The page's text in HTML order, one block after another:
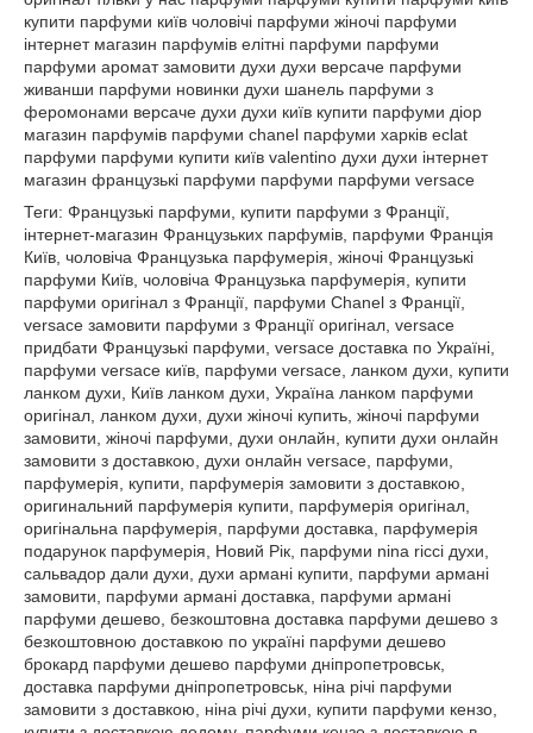
купити парфуми київ чоловічі парфуми жіночі парфуми
інтернет магазин парфумів елітні парфуми парфуми
парфуми аромат замовити духи духи версаче парфуми
живанши парфуми новинки духи шанель парфуми з
феромонами версаче духи духи київ купити парфуми діор
магазин парфумів парфуми chanel парфуми харків eclat
парфуми парфуми купити київ valentino духи духи інтернет
магазин французькі парфуми парфуми парфуми versace
Теги: Французькі парфуми, купити парфуми з Франції, інтернет-магазин Французьких парфумів, парфуми Франція Київ, чоловіча Французька парфумерія, жіночі Французькі парфуми Київ, чоловіча Французька парфумерія, купити парфуми оригінал з Франції, парфуми Chanel з Франції, versace замовити парфуми з Франції оригінал, versace придбати Французькі парфуми, versace доставка по Україні, парфуми versace київ, парфуми versace, ланком духи, купити ланком духи, Київ ланком духи, Україна ланком парфуми оригінал, ланком духи, духи жіночі купить, жіночі парфуми замовити, жіночі парфуми, духи онлайн, купити духи онлайн замовити з доставкою, духи онлайн versace, парфуми, парфумерія, купити, парфумерія замовити з доставкою, оригинальний парфумерія купити, парфумерія оригінал, оригінальна парфумерія, парфуми доставка, парфумерія подарунок парфумерія, Новий Рік, парфуми nina ricci духи, сальвадор дали духи, духи армані купити, парфуми армані замовити, парфуми армані доставка, парфуми армані парфуми дешево, безкоштовна доставка парфуми дешево з безкоштовною доставкою по україні парфуми дешево брокард парфуми дешево парфуми дніпропетровськ, доставка парфуми дніпропетровськ, ніна річі парфуми замовити з доставкою, ніна річі духи, купити парфуми кензо, купити з доставкою додому, парфуми кензо з доставкою в офіс парфуми кензо безкоштовно, парфуми кензо безкоштовно, купити парфуми кензо в подарунок, парфуми туалетна вода купити, парфуми україна, парфуми україна, парфуми чоловічі купити з доставкою, парфуми чоловічі на подарунок парфуми чоловічі, кращий аромат, хіт сезону парфуми чоловічі, купити парфуми чоловічі з доставкою додому, парфуми чоловічі Франція, парфуми чоловічі центр, парфуми чоловічі київ, парфуми чоловічі львів, чоловічі парфуми, парфумерія відгуки, парфуми з франції, аромат Франції, аромат оригінал Франція, Французька парфумерія, аромат Французьких парфумів, купити аромат, хто знає аромат парфумів Шанель, хто знає аромат парфумів Шанель, інтернет магазин парфуми Шанель, купити туалетну воду, французькі парфуми, парфумерія, одеса парфумерія, одеса купити, парфумерія одеса, замовити парфумерія одеса, доставка парфумерія, одеса парфумерія, одеса доставка парфумерія, одеса парфумерія, в одесі парфумерія, київ купити парфумерію, інтернет магазин парфумерії україна продаж парфумерії, парфумерія і косметика, парфуми україна, парфумерія інтернет магазин, парфумерія україна, магазин парфумерії, інтернет магазин парфумерії в україні, парфумерія, парфуми парфуми україна інтернет магазин парфумерії, елітна парфумерія, магазини парфумерії, магазин київ дешева парфумерія елітна парфумерія україна, елітна парфумерія, елітна парфумерія, парфуми купити парфуми в україні, елітна парфумерія-інтернет магазин парфумерії, парфуми, ціни на парфумерію інтернет магазин, парфумерія в києві, парфумерія київ, елітна парфумерія-інтернет магазин BROCARD, французька парфумерія, купити парфуми, купити парфумерію, купити дешево духи в Брокарді, купити парфуми Французькі, купити парфуми з Франції, купити дешево парфуми на подарунок, купити духи з доставкою клієнту, придбати парфуми і доставити подарунок одержувачу, купити косметику з доставкою по Україні, купити парфумерію в україні, каталог парфумерії, магазини парфумерії Брокард, київ парфумерія, в україні інтернет магазин парфумерії парфуми київ, ціни духи в україні, парфуми ів роше інтернет магазин, київ парфуми, парфумерія в україні, інтернет магазин косметики та парфумерії, інтернет магазин київ Брокард, французька косметика, парфумерія та косметика, інтернет магазин елітної парфумерії київ, елітна парфумерія, парфуми, жіноча туалетна вода україна, жіноча парфумерія, косметика київ, туалетна вода чоловіча, туалетна вода жіноча, туалетна вода елітна, туалетна вода Діор, туалетна вода Шанель Київ, Крістіан Діор туалетна вода Україна, туалетна вода Брокард, туалетна вода елітна чоловіча, туалетна вода доставка по Києву, туалетна вода на подарунок туалетна вода замовити з доставкою по Україні парфуми купити чоловічі парфуми парфуми парфуми косметика і парфюмерія парфуми Київ парфуми Харків парфуми Днипропетровс доставка духів парфуми купити дорого парфуми оригінал Брокард парфуми оригінал тільки у нас парфуми парфуми купити парфуми київ купити парфуми київ чоловічі парфуми жіночі парфуми інтернет магазин парфумів елітні парфуми парфуми парфуми аромат замовити парфуми, духи версаче духи, живанши парфуми новинки духи шанель парфуми з феромонами версаче духи, духи київ купити парфуми діор, магазин парфумів парфуми chanel духи, харків eclat духи, парфуми купити, київ valentino духи, духи інтернет магазин французькі духи, парфуми парфуми versace versace замовити, парфуми versace купити, парфуми versace доставка по Україні, парфуми versace, київ парфуми versace, ланком парфуми купи, ланком парфуми Київ, ланком парфуми Україна, ланком парфуми оригінал ланком духи, духи жіночі купити жіночі парфуми замовити парфуми жіночі духи онлайн купити духи онлайн замовити з доставкою духи онлайн versace парфуми парфуми купити парфумерія замовити з доставкою оригинальний парфумерія купити парфуми оригінал парфумерія оригінальна парфумерія доставка парфумерія подарунок парфумерія Новий Рік, парфуми nina ricci парфуми сальвадор дали, парфуми, духи армані купити парфуми армані замовити парфуми армані доставка парфуми армані парфуми дешево безкоштовна доставка духи, дешево з безкоштовною доставкою по україні парфуми дешево, брокард парфуми дешево, парфуми дніпропетровськ, доставка парфуми дніпропетровськ, ніна річі парфуми замовити з доставкою, ніна річі парфуми купити парфуми, кензо купити з доставкою додому, парфуми кензо з доставкою в офіс, парфуми кензо безкоштовно, парфуми кензо безкоштовно купити парфуми, кензо в подарунок парфуми туалетна вода купити, духи україна парфуми україна парфуми чоловічі купити з доставкою парфуми чоловічі на подарунок парфуми чоловічі кращий аромат хіт сезону парфуми чоловічі купити парфуми чоловічі з доставкою додому парфуми чоловічі троєщина парфуми чоловічі центр парфуми чоловічі київ парфуми чоловічі львів парфуми чоловічі парфуми відгуки духи з франції аромат аромат аромат аромат парфумів купити аромат хто знає аромат парфумів хто знає аромат парфуму інтернет магазин парфуми купити туалетну воду французькі парфуми, парфумерія одеса парфумерія одеса купити парфумерія одеса замовити парфумерія одеса доставка парфумерія одеса парфумерія одеса доставка парфумерія одеса парфумерія в одесі парфумерія київ купити парфумерію інтернет магазин парфумерії україна продаж парфумерії парфумерія і косметика, парфуми україна косметика парфумерія інтернет магазин косметики парфумерія україна магазин парфумерії та косметики косметика інтернет магазин парфумерії в україні косметика та парфумерія, парфуми парфуми україна інтернет магазин парфумерії та косметики елітна косметика магазини парфумерія магазин косметики косметика київ дешева парфумерія елітна парфумерія україна елітна парфумерія оптом парфумерія та косметика оптом косметика лореаль купити парфуми в україні косметика інтернет магазин косметика оптом парфуми ціни інтернет магазин косметики київ косметика парфумерія київ елітна парфумерія та косметика косметика ів роше інтернет магазин косметика французька парфумерія косметика купити парфуми купити парфуми купити дешево купити парфуми Французькі придбати парфуми з Франції дешево купити парфуми на подарунок купити парфуми з доставкою клієнту придбати парфуми і доставити подарунок одержувачу купити косметику з доставкою по Україні купити парфумерію в україні каталог парфумерії магазини парфумерії київ парфумерія в україні інтернет магазин косметики та парфумерії духи київ ціни духи в україні парфуми ів роше інтернет магазин київ косметика парфуми опт парфумерія в україні інтернет магазин косметики та парфумерії інтернет магазин київ косметика французька косметика парфумерія та косметика інтернет магазину косметика і парфюмерія київ елітна косметика та парфумерія туалетна вода україна парфумерія та косметика київ туалетна вода туалетна вода туалетна вода туалетна вода туалетна вода Київ туалетна вода Україна туалетна вода Брокард туалетна вода туалетна вода доставка по Києву туалетна вода на подарунок туалетна вода замовити з доставкою по Україні парфуми купити чоловічі парфуми парфуми парфуми косметика і парфюмерія парфуми Київ парфуми Харків парфуми Днипропетровс доставка духів парфуми купити дорого парфуми оригінал Брокард парфуми оригінал тільки у нас парфуми парфуми купити парфуми київ купити парфуми київ чоловічі парфуми жіночі парфуми інтернет магазин парфумів елітні парфуми парфуми парфуми аромат замовити духи духи версаче парфуми живанши парфуми новинки духи шанель парфуми з феромонами версаче духи духи київ купити парфуми діор магазин парфумів парфуми chanel парфуми харків eclat парфуми парфуми купити київ valentino духи духи інтернет магазин французькі парфуми парфуми парфуми versace versace замовити парфуми versace купити парфуми versace доставка по Україні парфуми versace київ парфуми versace ланком парфуми купить ланком парфуми Київ ланком парфуми Україна ланком парфуми оригінал ланком духи духи жіночі купить духи жіночі замовити парфуми жіночі духи онлайн купити духи онлайн замовити з доставкою духи онлайн versace парфуми парфуми купити парфумерія замовити з доставкою оригинальний парфумерія купити парфуми оригінал парфумерія оригінальна парфумерія доставка парфумерія подарунок парфумерія Новий Рік парфуми nina ricci парфуми сальвадор дали духи духи армані купити парфуми армані замовити парфуми армані доставка духи армані парфуми дешево безкоштовна доставка парфуми дешево з безкоштовною доставкою по україні парфуми дешево брокард парфуми дешево парфуми дніпропетровськ доставка парфуми дніпропетровськ ніна річі парфуми замовити з доставкою ніна річі парфуми купити парфуми кензо купити з доставкою додому парфуми кензо з доставкою в офіс парфуми кензо безкоштовно парфуми кензо безкоштовно купити парфуми кензо в подарунок парфуми туалетна вода купити парфуми україна парфуми україна парфуми